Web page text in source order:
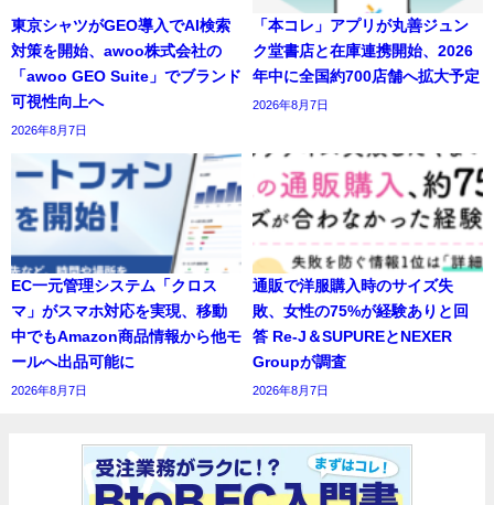
東京シャツがGEO導入でAI検索
対策を開始、awoo株式会社の
「awoo GEO Suite」でブランド
可視性向上へ
2026年8月7日
「本コレ」アプリが丸善ジュン
ク堂書店と在庫連携開始、2026
年中に全国約700店舗へ拡大予定
2026年8月7日
EC一元管理システム「クロス
マ」がスマホ対応を実現、移動
中でもAmazon商品情報から他モ
ールへ出品可能に
2026年8月7日
通販で洋服購入時のサイズ失
敗、女性の75%が経験ありと回
答 Re-J＆SUPUREとNEXER
Groupが調査
2026年8月7日